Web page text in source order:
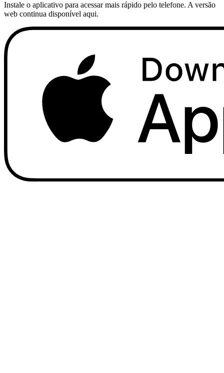
Instale o aplicativo para acessar mais rápido pelo telefone. A versão
web continua disponível aqui.